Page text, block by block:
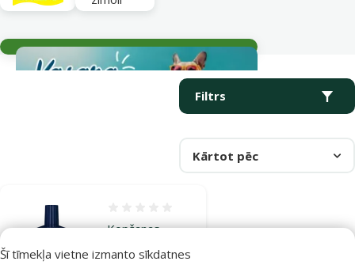
Šī tīmekļa vietne izmanto sīkdatnes
Filtrs
Kārtot pēc
Kopšanas
līdzeklis akvārija